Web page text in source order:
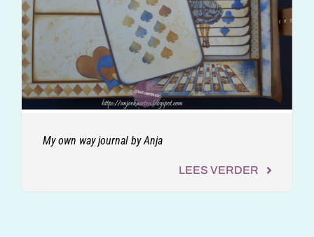
My own way journal by Anja
LEES VERDER